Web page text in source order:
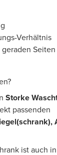
Verhältnis
Storke
passenden
ist auch in